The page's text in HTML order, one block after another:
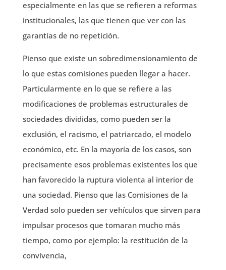
especialmente en las que se refieren a reformas
institucionales, las que tienen que ver con las
garantías de no repetición.
Pienso que existe un sobredimensionamiento de
lo que estas comisiones pueden llegar a hacer.
Particularmente en lo que se refiere a las
modificaciones de problemas estructurales de
sociedades divididas, como pueden ser la
exclusión, el racismo, el patriarcado, el modelo
económico, etc. En la mayoría de los casos, son
precisamente esos problemas existentes los que
han favorecido la ruptura violenta al interior de
una sociedad. Pienso que las Comisiones de la
Verdad solo pueden ser vehículos que sirven para
impulsar procesos que tomaran mucho más
tiempo, como por ejemplo: la restitución de la
convivencia,